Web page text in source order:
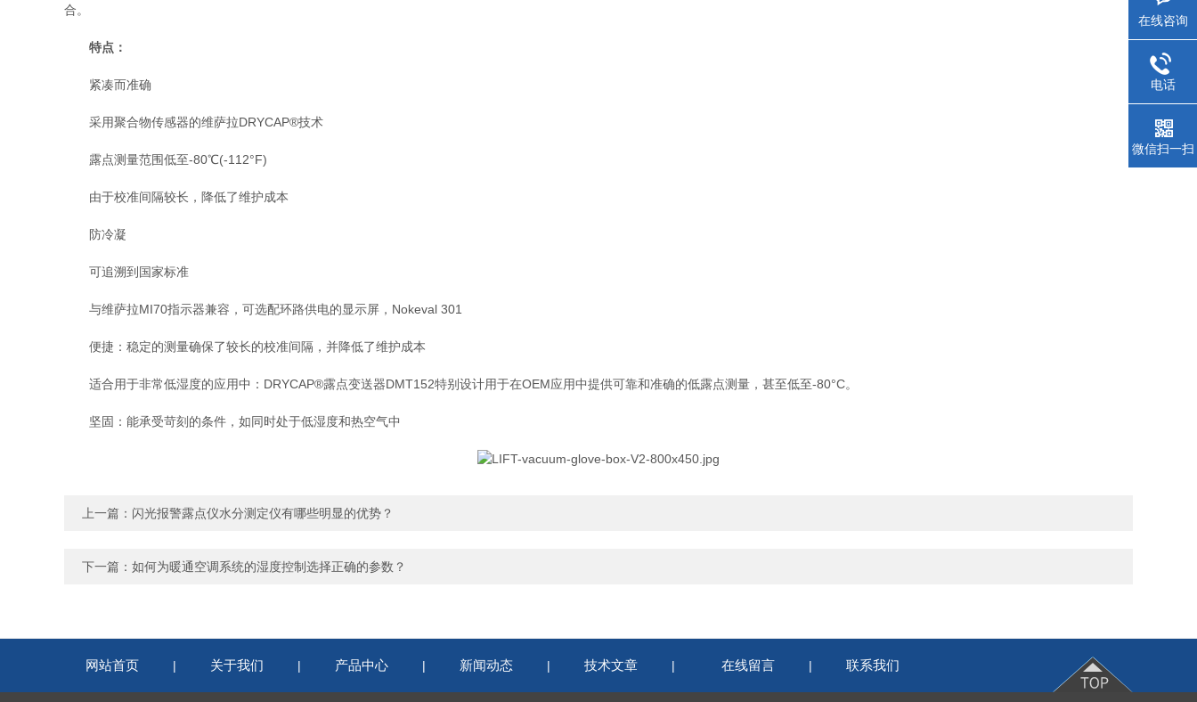
合。
特点：
紧凑而准确
采用聚合物传感器的维萨拉DRYCAP®技术
露点测量范围低至-80℃(-112°F)
由于校准间隔较长，降低了维护成本
防冷凝
可追溯到国家标准
与维萨拉MI70指示器兼容，可选配环路供电的显示屏，Nokeval 301
便捷：稳定的测量确保了较长的校准间隔，并降低了维护成本
适合用于非常低湿度的应用中：DRYCAP®露点变送器DMT152特别设计用于在OEM应用中提供可靠和准确的低露点测量，甚至低至-80°C。
坚固：能承受苛刻的条件，如同时处于低湿度和热空气中
上一篇： 闪光报警露点仪水分测定仪有哪些明显的优势？
下一篇： 如何为暖通空调系统的湿度控制选择正确的参数？
网站首页 | 关于我们 | 产品中心 | 新闻动态 | 技术文章 | 在线留言 | 联系我们
在线咨询
电话
微信扫一扫